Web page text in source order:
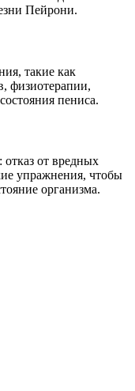
Пейрони.
такие как
физиотерапии,
пениса.
от вредных
упражнения, чтобы
организма.